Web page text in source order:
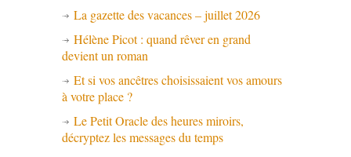
La gazette des vacances – juillet 2026
Hélène Picot : quand rêver en grand
devient un roman
Et si vos ancêtres choisissaient vos amours
à votre place ?
Le Petit Oracle des heures miroirs,
décryptez les messages du temps